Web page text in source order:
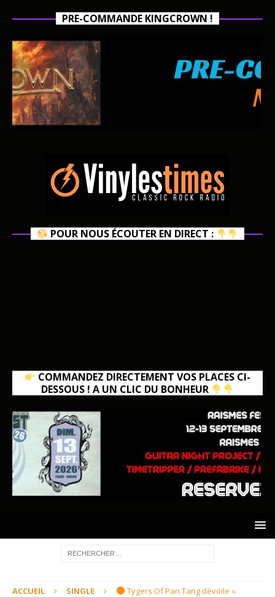
PRE-COMMANDE KINGCROWN !
POUR NOUS ÉCOUTER EN DIRECT :
COMMANDEZ DIRECTEMENT VOS PLACES CI-
DESSOUS ! A UN CLIC DU BONHEUR
ACCUEIL SINGLE
Tygers Of Pan Tang dévoile «